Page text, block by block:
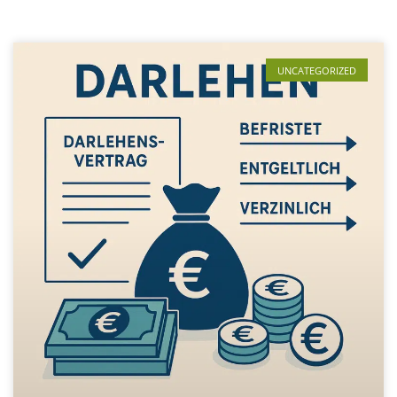
UNCATEGORIZED